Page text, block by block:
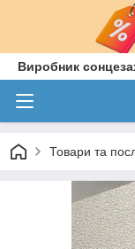
Виробник
Товари та